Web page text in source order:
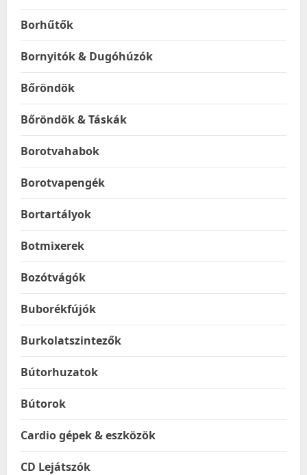
Borhűtők
Bornyitók & Dugóhúzók
Bőröndök
Bőröndök & Táskák
Borotvahabok
Borotvapengék
Bortartályok
Botmixerek
Bozótvágók
Buborékfújók
Burkolatszintezők
Bútorhuzatok
Bútorok
Cardio gépek & eszközök
CD Lejátszók